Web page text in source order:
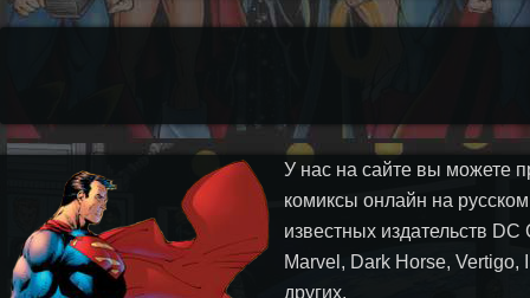
У нас на сайте вы можете
комиксы онлайн на
известных издательств DC
Marvel, Dark Horse, Vertigo,
других.